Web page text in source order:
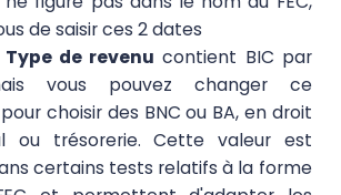
de saisir ces 2 dates
Type de revenu contient BIC par
vous pouvez changer ce
choisir des BNC ou BA, en droit
ou trésorerie. Cette valeur est
certains tests relatifs à la forme